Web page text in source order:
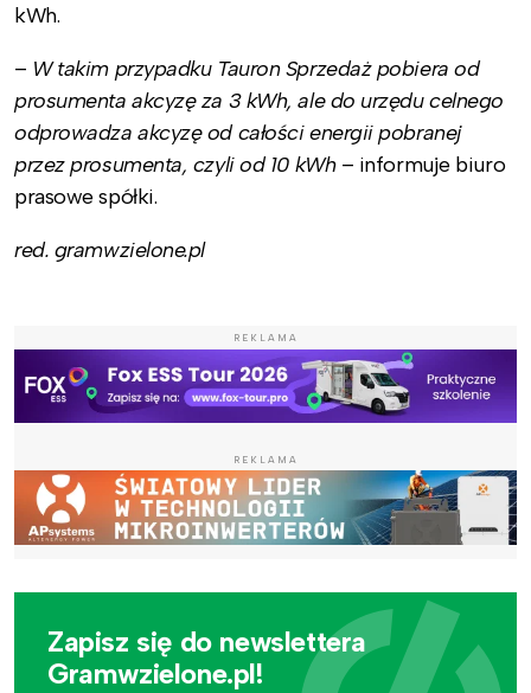
kWh.
– W takim przypadku Tauron Sprzedaż pobiera od
prosumenta akcyzę za 3 kWh, ale do urzędu celnego
odprowadza akcyzę od całości energii pobranej
przez prosumenta, czyli od 10 kWh – informuje biuro
prasowe spółki.
red. gramwzielone.pl
REKLAMA
REKLAMA
Zapisz się do newslettera
Gramwzielone.pl!